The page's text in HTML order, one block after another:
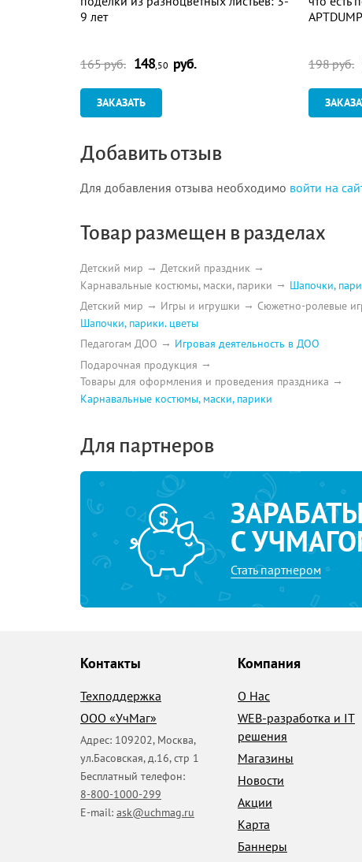
9 лет
165 руб. 148,50 руб.
ЗАКАЗАТЬ
198 руб.
Добавить отзыв
Для добавления отзыва необходимо войти на
Товар размещен в разделах
Детский мир
Детский праздник
Карнавальные костюмы, маски, парики
Шапочки,
Детский мир
Игры и игрушки
Сюжетно-ролевые
Шапочки, парики. цветы
Педагогам ДОО
Игровая деятельность в ДОО
Подарочная продукция
Товары для оформления и проведения праздника
Карнавальные костюмы, маски, парики
Для партнеров
С
Стать партнером
Контакты
Техподдержка
ООО «УчМаг»
Адрес: 109202, Москва,
ул.Басовская, д.16, стр 1
Бесплатный телефон:
8-800-1000-299
E-mail: ask@uchmag.ru
Компания
О Нас
WEB-разработка и IT
решения
Магазины
Новости
Акции
Карта
Баннеры